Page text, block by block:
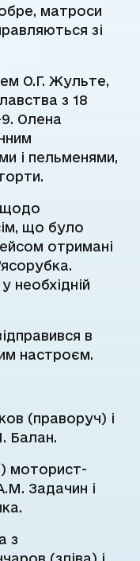
матроси
зі
О.Г. Жульте,
з 18
9. Олена
і пельменями,
щодо
що було
отримані
необхідній
в
настроєм.
(праворуч) і
Балан.
моторист-
Задачин і
з
(зліва) і